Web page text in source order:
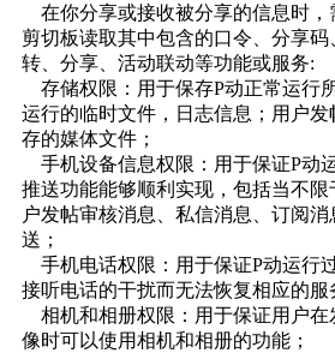
在你分享或接收被分享的信息时，
剪切板读取其中包含的口令、分享
转、分享、活动联动等功能或服务:
存储权限：用于保存P动正常运行
运行的临时文件，日志信息；用户
存的媒体文件；
手机设备信息权限：用于保证P动
推送功能能够顺利实现，包括当不限
户发帖审核消息、私信消息、订阅
送；
手机电话权限：用于保证P动运行
接听电话的干扰而无法恢复相应的服
相机和相册权限：用于保证用户在
像时可以使用相机和相册的功能；